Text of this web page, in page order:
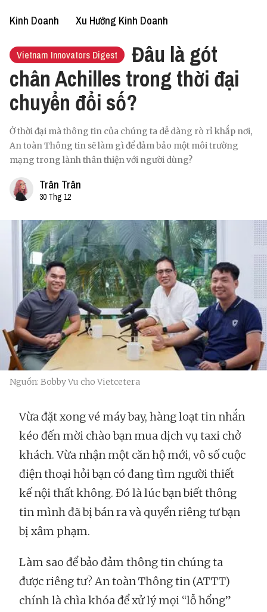
Kinh Doanh Xu Hướng Kinh Doanh
Vietnam Innovators Digest
Đâu là gót
chân Achilles trong thời đại
chuyển đổi số?
Ở thời đại mà thông tin của chúng ta dễ dàng rò rỉ khắp nơi,
An toàn Thông tin sẽ làm gì để đảm bảo một môi trường
mạng trong lành thân thiện với người dùng?
Trân Trân
30 Thg 12
Nguồn: Bobby Vu cho Vietcetera
Vừa đặt xong vé máy bay, hàng loạt tin nhắn
kéo đến mời chào bạn mua dịch vụ taxi chở
khách. Vừa nhận một căn hộ mới, vô số cuộc
điện thoại hỏi bạn có đang tìm người thiết
kế nội thất không. Đó là lúc bạn biết thông
tin mình đã bị bán ra và quyền riêng tư bạn
bị xâm phạm.
Làm sao để bảo đảm thông tin chúng ta
được riêng tư? An toàn Thông tin (ATTT)
chính là chìa khóa để xử lý mọi “lỗ hổng”